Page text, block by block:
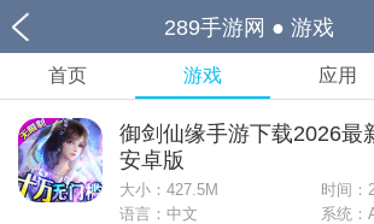
289手游网 ● 游戏
首页 游戏 应用
御剑仙缘手游下载2026最
安卓版
大小： 427.5M
时间：
语言：中文
系统：